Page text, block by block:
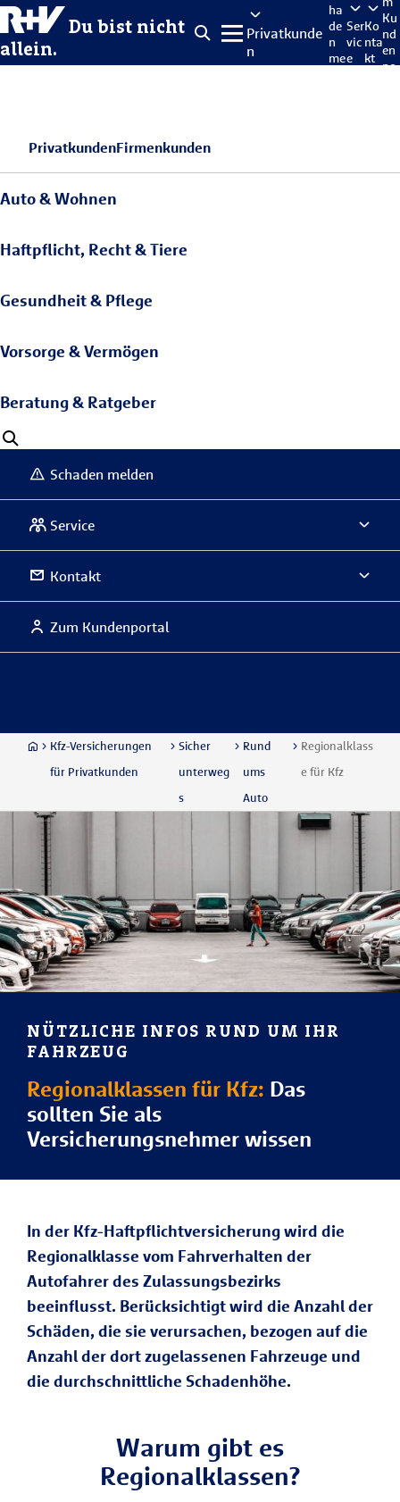
Du bist nicht
allein.
Privatkunde
n
ha
de
n
me
Ser
vic
e
Ko
nta
kt
Ku
nd
en
po
PrivatkundenFirmenkunden
Auto & Wohnen
Haftpflicht, Recht & Tiere
Gesundheit & Pflege
Vorsorge & Vermögen
Beratung & Ratgeber
Schaden melden
Service
Kontakt
Zum Kundenportal
Kfz-Versicherungen
für Privatkunden
Sicher
unterweg
s
Rund
ums
Auto
Regionalklass
e für Kfz
NÜTZLICHE INFOS RUND UM IHR
FAHRZEUG
Regionalklassen für Kfz: Das
sollten Sie als
Versicherungsnehmer wissen
In der Kfz-Haftpflichtversicherung wird die
Regionalklasse vom Fahrverhalten der
Autofahrer des Zulassungsbezirks
beeinflusst. Berücksichtigt wird die Anzahl der
Schäden, die sie verursachen, bezogen auf die
Anzahl der dort zugelassenen Fahrzeuge und
die durchschnittliche Schadenhöhe.
Warum gibt es
Regionalklassen?